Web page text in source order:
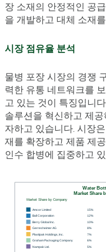
장 소재의 안정적인 공
을 개발하고 대체 소재
시장 점유율 분석
물병 포장 시장의 경쟁
력한 유통 네트워크를
고 있는 것이 특징입니
솔루션을 혁신하고 제
자하고 있습니다. 시장
재를 확장하고 제품 제
인수 합병에 집중하고